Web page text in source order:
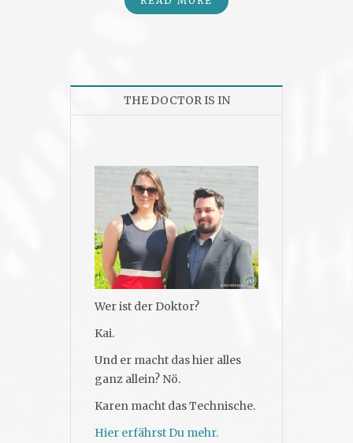
THE DOCTOR IS IN
Wer ist der Doktor?
Kai.
Und er macht das hier alles
ganz allein? Nö.
Karen macht das Technische.
Hier erfährst Du mehr.